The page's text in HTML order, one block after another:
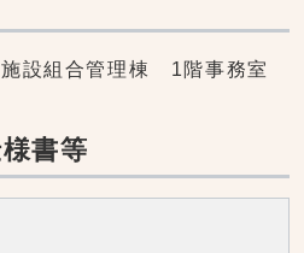
設組合管理棟 1階事務室
書等